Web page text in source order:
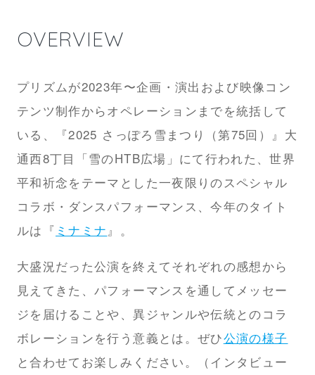
OVERVIEW
プリズムが2023年〜企画・演出および映像コン
テンツ制作からオペレーションまでを統括して
いる、『2025 さっぽろ雪まつり（第75回）』大
通西8丁目「雪のHTB広場」にて行われた、世界
平和祈念をテーマとした一夜限りのスペシャル
コラボ・ダンスパフォーマンス、今年のタイト
ルは『 ミナミナ 』。
大盛況だった公演を終えてそれぞれの感想から
見えてきた、パフォーマンスを通してメッセー
ジを届けることや、異ジャンルや伝統とのコラ
ボレーションを行う意義とは。ぜひ公演の様子
と合わせてお楽しみください。（インタビュー